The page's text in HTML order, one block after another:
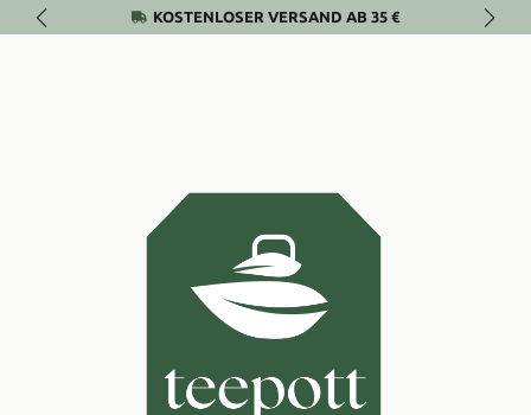
Zum Hauptinhalt springenKOSTENLOSER VERSAND AB 35 €